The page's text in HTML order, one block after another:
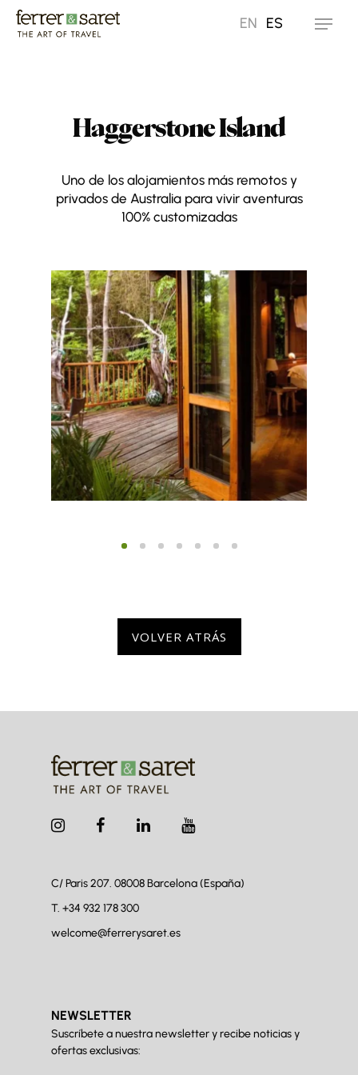
Skip
EN ES Menu
Haggerstone Island
Uno de los alojamientos más remotos y
privados de Australia para vivir aventuras
100% customizadas
VOLVER ATRÁS
C/ Paris 207. 08008Barcelona (España)
T. +34 932 178 300
welcome@ferrerysaret.es
NEWSLETTER
Suscríbete a nuestra newsletter y recibe noticias y
ofertas exclusivas: